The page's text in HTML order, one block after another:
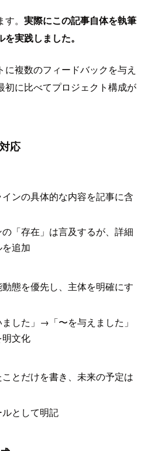
。 実際にこの記事自体を執筆
実践しました。
複数のフィードバックを与え
初に比べてプロジェクト構成が
応
ンの具体的な内容を記事に含
「存在」は言及するが、詳細
追加
態を優先し、主体を明確にす
した」→「〜を与えました」
文化
とだけを書き、未来の予定は
として明記